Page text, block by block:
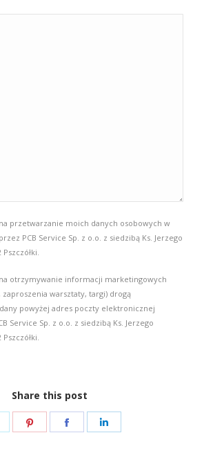
przetwarzanie moich danych osobowych w
PCB Service Sp. z o.o. z siedzibą Ks. Jerzego
Pszczółki.
otrzymywanie informacji marketingowych
warsztaty, targi) drogą
powyżej adres poczty elektronicznej
Service Sp. z o.o. z siedzibą Ks. Jerzego
Pszczółki.
Share this post
Share
Share
Share